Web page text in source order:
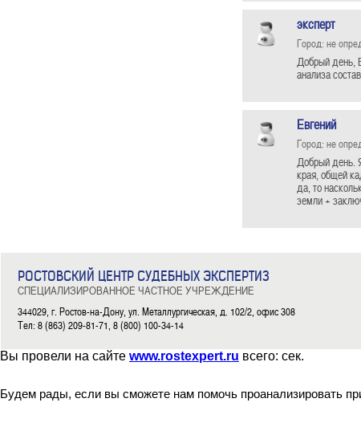
эксперт
Город: не
Добрый день,
анализа
Евгений
Город: не
Добрый день.
края, общей
да, то
земли +
РОСТОВСКИЙ ЦЕНТР СУДЕБНЫХ ЭКСПЕРТИЗ
СПЕЦИАЛИЗИРОВАННОЕ ЧАСТНОЕ УЧРЕЖДЕНИЕ
344029, г. Ростов-на-Дону, ул. Металлургическая, д. 102/2, офис 308
Тел: 8 (863) 209-81-71, 8 (800) 100-34-14
Вы провели на сайте www.rostexpert.ru всего: сек.
Будем рады, если вы сможете нам помочь проанализировать